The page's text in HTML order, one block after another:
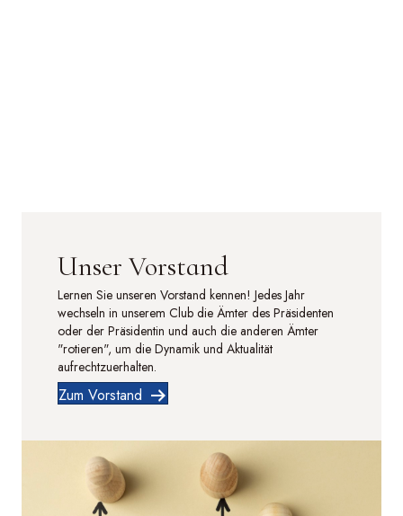
Unser Vorstand
Lernen Sie unseren Vorstand kennen! Jedes Jahr
wechseln in unserem Club die Ämter des Präsidenten
oder der Präsidentin und auch die anderen Ämter
"rotieren", um die Dynamik und Aktualität
aufrechtzuerhalten.
Zum Vorstand